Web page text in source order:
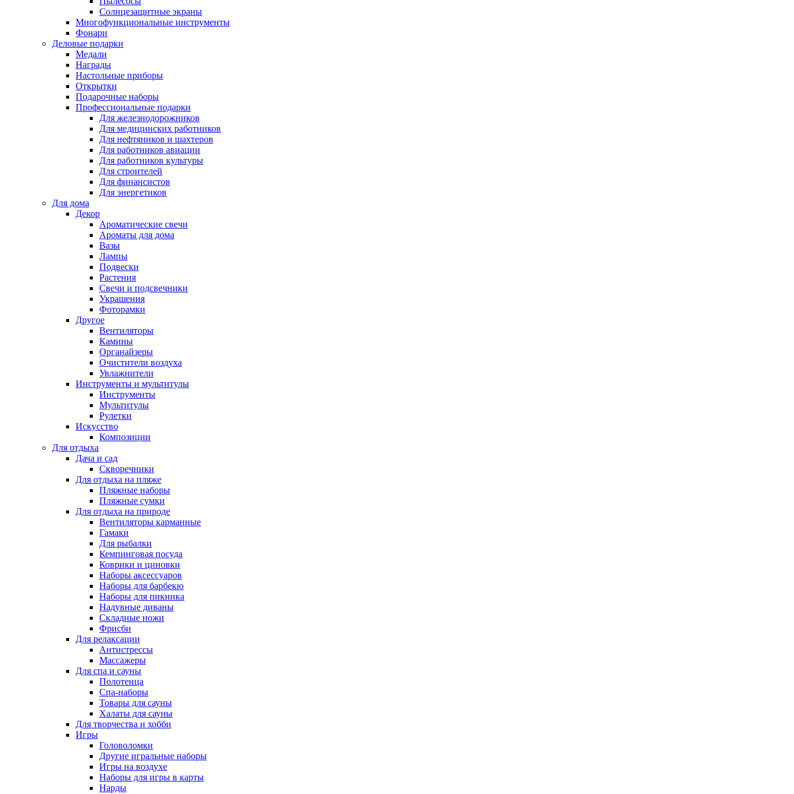
Солнцезащитные экраны
Многофункциональные инструменты
Фонари
Деловые подарки
Медали
Награды
Настольные приборы
Открытки
Подарочные наборы
Профессиональные подарки
Для железнодорожников
Для медицинских работников
Для нефтяников и шахтеров
Для работников авиации
Для работников культуры
Для строителей
Для финансистов
Для энергетиков
Для дома
Декор
Ароматические свечи
Ароматы для дома
Вазы
Лампы
Подвески
Растения
Свечи и подсвечники
Украшения
Фоторамки
Другое
Вентиляторы
Камины
Органайзеры
Очистители воздуха
Увлажнители
Инструменты и мультитулы
Инструменты
Мультитулы
Рулетки
Искусство
Композиции
Для отдыха
Дача и сад
Скворечники
Для отдыха на пляже
Пляжные наборы
Пляжные сумки
Для отдыха на природе
Вентиляторы карманные
Гамаки
Для рыбалки
Кемпинговая посуда
Коврики и циновки
Наборы аксессуаров
Наборы для барбекю
Наборы для пикника
Надувные диваны
Складные ножи
Фрисби
Для релаксации
Антистрессы
Массажеры
Для спа и сауны
Полотенца
Спа-наборы
Товары для сауны
Халаты для сауны
Для творчества и хобби
Игры
Головоломки
Другие игральные наборы
Игры на воздухе
Наборы для игры в карты
Нарды